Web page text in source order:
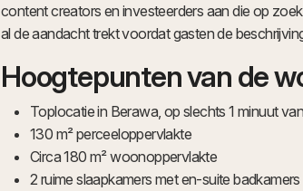
content creators en investeerders aan die op
al de aandacht trekt voordat gasten de
Hoogtepunten van de
Toplocatie in Berawa, op slechts 1 minuut
130 m² perceeloppervlakte
Circa 180 m² woonoppervlakte
2 ruime slaapkamers met en-suite badkamers